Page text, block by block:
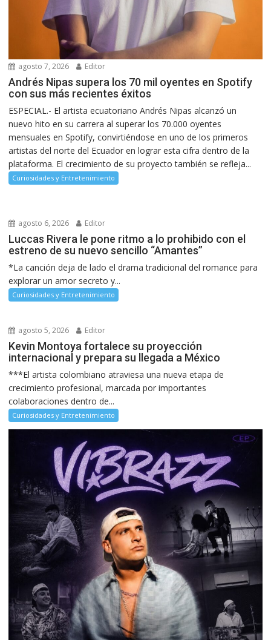
agosto 7, 2026 Editor
Andrés Nipas supera los 70 mil oyentes en Spotify
con sus más recientes éxitos
ESPECIAL.- El artista ecuatoriano Andrés Nipas alcanzó un
nuevo hito en su carrera al superar los 70.000 oyentes
mensuales en Spotify, convirtiéndose en uno de los primeros
artistas del norte del Ecuador en lograr esta cifra dentro de la
plataforma. El crecimiento de su proyecto también se refleja...
Curiosidades y Entretenimiento
agosto 6, 2026 Editor
Luccas Rivera le pone ritmo a lo prohibido con el
estreno de su nuevo sencillo “Amantes”
*La canción deja de lado el drama tradicional del romance para
explorar un amor secreto y...
Curiosidades y Entretenimiento
agosto 5, 2026 Editor
Kevin Montoya fortalece su proyección
internacional y prepara su llegada a México
***El artista colombiano atraviesa una nueva etapa de
crecimiento profesional, marcada por importantes
colaboraciones dentro de...
Curiosidades y Entretenimiento